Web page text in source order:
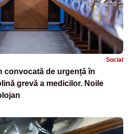
Social
convocată de urgență în
grevă a medicilor. Noile